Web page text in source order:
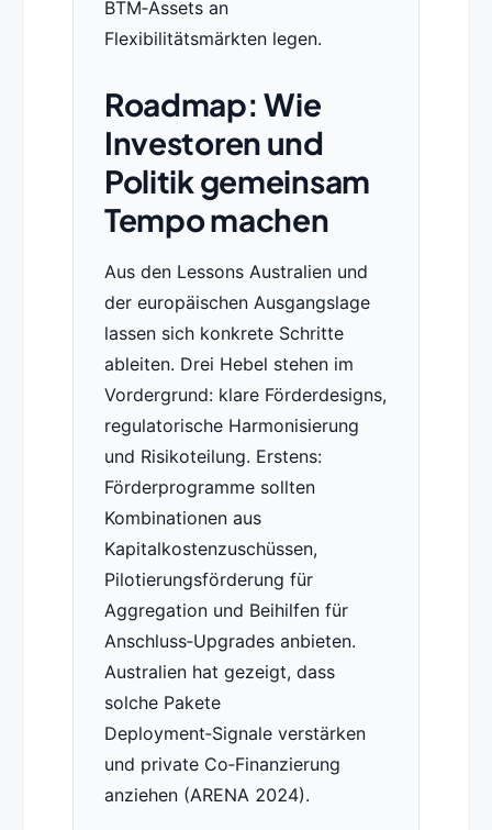
BTM‑Assets an
Flexibilitätsmärkten legen.
Roadmap: Wie
Investoren und
Politik gemeinsam
Tempo machen
Aus den Lessons Australien und
der europäischen Ausgangslage
lassen sich konkrete Schritte
ableiten. Drei Hebel stehen im
Vordergrund: klare Förderdesigns,
regulatorische Harmonisierung
und Risikoteilung. Erstens:
Förderprogramme sollten
Kombinationen aus
Kapitalkostenzuschüssen,
Pilotierungsförderung für
Aggregation und Beihilfen für
Anschluss‑Upgrades anbieten.
Australien hat gezeigt, dass
solche Pakete
Deployment‑Signale verstärken
und private Co‑Finanzierung
anziehen (ARENA 2024).